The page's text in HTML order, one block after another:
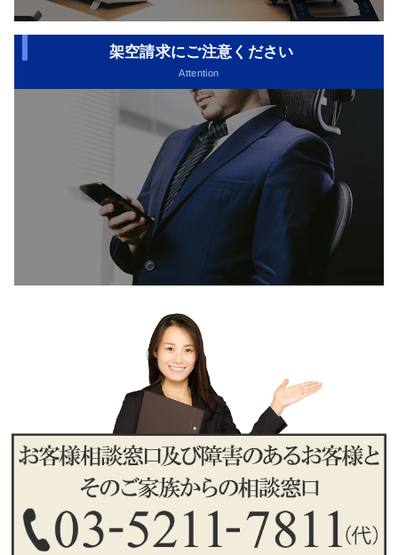
架空請求にご注意ください
Attention